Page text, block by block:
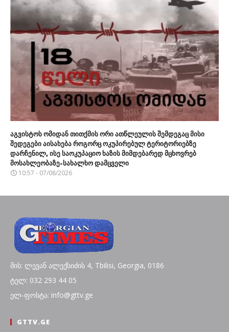
აგვისტოს ომიდან თითქმის ორი ათწლეულის შემდეგაც მისი
შედეგები აისახება როგორც ოკუპირებულ ტერიტორიებზე
დარჩენილ, ისე საოკუპაციო ხაზის მიმდებარედ მცხოვრებ
მოსახლეობაზე-სახალხო დამცველი
10:57 - 07/08/2026
მის: ლევან ალექსიძის 4, Tbilisi, Georgia, 0186
ტელ: 032 293 44 05
ელ-ფოსტა: info@gttv.ge
GTTV.GE